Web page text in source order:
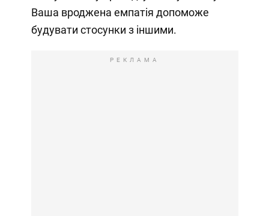
Ваша вроджена емпатія допоможе
будувати стосунки з іншими.
РЕКЛАМА